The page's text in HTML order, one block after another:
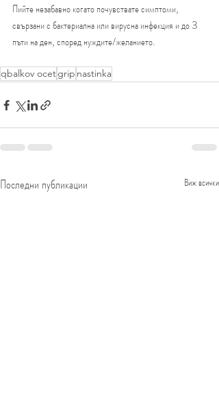
Пийте незабавно когато почувствате симптоми,
свързани с бактериална или вирусна инфекция и до 3
пъти на ден, според нуждите/желанието.
qbalkov ocetgrip nastinka
Последни публикации Виж всички